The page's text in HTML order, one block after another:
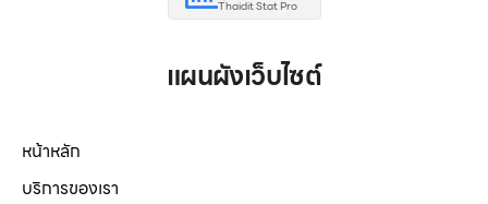
Thaidit Stat Pro
แผนผังเว็บไซต์
หน้าหลัก
บริการของเรา